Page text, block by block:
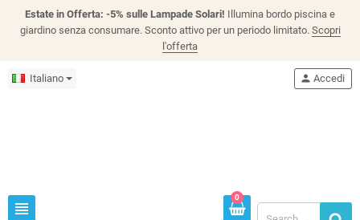
Estate in Offerta: -5% sulle Lampade Solari! Illumina bordo piscina e
giardino senza consumare. Sconto attivo per un periodo limitato. Scopri
l'offerta
Italiano
view_headline
person Accedi
0